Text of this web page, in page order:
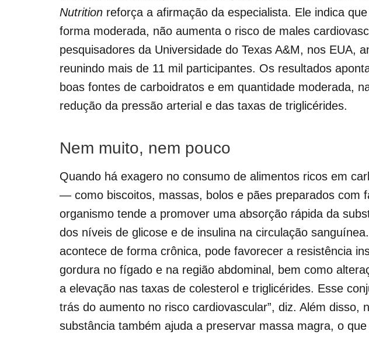
Nutrition reforça a afirmação da especialista. Ele indica
forma moderada, não aumenta o risco de males
pesquisadores da Universidade do Texas A&M, nos EUA,
reunindo mais de 11 mil participantes. Os resultados
boas fontes de carboidratos e em quantidade moderada,
redução da pressão arterial e das taxas de triglicérides.
Nem muito, nem pouco
Quando há exagero no consumo de alimentos ricos em
— como biscoitos, massas, bolos e pães preparados com
organismo tende a promover uma absorção rápida da
dos níveis de glicose e de insulina na circulação
acontece de forma crônica, pode favorecer a resistência
gordura no fígado e na região abdominal, bem como
a elevação nas taxas de colesterol e triglicérides. Esse
trás do aumento no risco cardiovascular”, diz. Além disso,
substância também ajuda a preservar massa magra, o